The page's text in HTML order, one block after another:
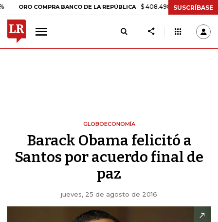
COMPRA BANCO DE LA REPÚBLICA $ 408.498,97 +$ 8.753,81
SUSCRÍBASE
GLOBOECONOMÍA
Barack Obama felicitó a
Santos por acuerdo final de
paz
jueves, 25 de agosto de 2016